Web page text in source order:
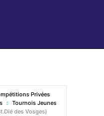
Privées
Tournois Jeunes
des Vosges)